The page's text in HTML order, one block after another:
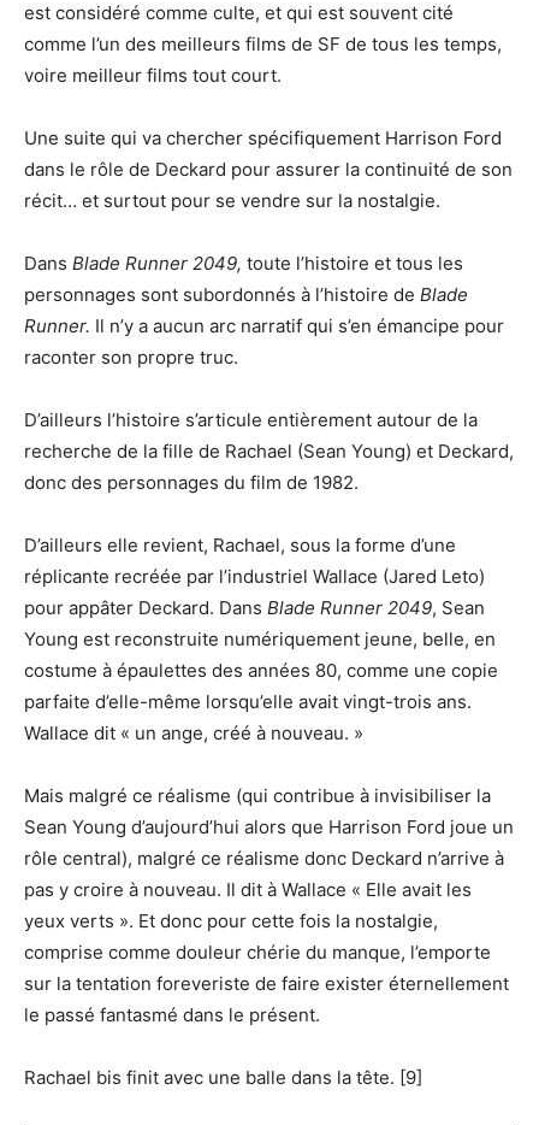
est considéré comme culte, et qui est souvent cité
comme l’un des meilleurs films de SF de tous les temps,
voire meilleur films tout court.
Une suite qui va chercher spécifiquement Harrison Ford
dans le rôle de Deckard pour assurer la continuité de son
récit… et surtout pour se vendre sur la nostalgie.
Dans Blade Runner 2049, toute l’histoire et tous les
personnages sont subordonnés à l’histoire de Blade
Runner. Il n’y a aucun arc narratif qui s’en émancipe pour
raconter son propre truc.
D’ailleurs l’histoire s’articule entièrement autour de la
recherche de la fille de Rachael (Sean Young) et Deckard,
donc des personnages du film de 1982.
D’ailleurs elle revient, Rachael, sous la forme d’une
réplicante recréée par l’industriel Wallace (Jared Leto)
pour appâter Deckard. Dans Blade Runner 2049, Sean
Young est reconstruite numériquement jeune, belle, en
costume à épaulettes des années 80, comme une copie
parfaite d’elle-même lorsqu’elle avait vingt-trois ans.
Wallace dit « un ange, créé à nouveau. »
Mais malgré ce réalisme (qui contribue à invisibiliser la
Sean Young d’aujourd’hui alors que Harrison Ford joue un
rôle central), malgré ce réalisme donc Deckard n’arrive à
pas y croire à nouveau. Il dit à Wallace « Elle avait les
yeux verts ». Et donc pour cette fois la nostalgie,
comprise comme douleur chérie du manque, l’emporte
sur la tentation foreveriste de faire exister éternellement
le passé fantasmé dans le présent.
Rachael bis finit avec une balle dans la tête. [9]